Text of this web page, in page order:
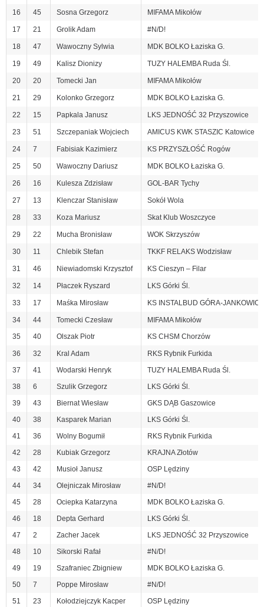
16 45 Sosna Grzegorz MIFAMA Mikołów
17 21 Grolik Adam #N/D!
18 47 Wawoczny Sylwia MDK BOLKO Łaziska G.
19 49 Kalisz Dionizy TUZY HALEMBA Ruda Śl.
20 20 Tomecki Jan MIFAMA Mikołów
21 29 Kolonko Grzegorz MDK BOLKO Łaziska G.
22 15 Papkala Janusz LKS JEDNOŚĆ 32 Przyszowice
23 51 Szczepaniak Wojciech AMICUS KWK STASZIC Katowice
24 7 Fabisiak Kazimierz KS PRZYSZŁOŚĆ Rogów
25 50 Wawoczny Dariusz MDK BOLKO Łaziska G.
26 16 Kulesza Zdzisław GOL-BAR Tychy
27 13 Klenczar Stanisław Sokół Wola
28 33 Koza Mariusz Skat Klub Woszczyce
29 22 Mucha Bronisław WOK Skrzyszów
30 11 Chlebik Stefan TKKF RELAKS Wodzisław
31 46 Niewiadomski Krzysztof KS Cieszyn – Filar
32 14 Płaczek Ryszard LKS Górki Śl.
33 17 Maśka Mirosław KS INSTALBUD GÓRA-JANKOWICE
34 44 Tomecki Czesław
MIFAMA Mikołów
35
40 Olszak Piotr KS CHSM Chorzów
36 32 Kral Adam
RKS Rybnik Furkida
37
41 Wodarski Henryk
TUZY HALEMBA Ruda Śl.
38
6 Szulik Grzegorz
LKS Górki Śl.
39
43 Biernat Wiesław
GKS DĄB Gaszowice
40
38 Kasparek Marian
LKS Górki Śl.
41
36 Wolny Bogumił
RKS Rybnik Furkida
42
28 Kubiak Grzegorz
KRAJNA Złotów
43
42 Musioł Janusz
OSP Lędziny
44
34 Olejniczak Mirosław
#N/D!
45
28 Ociepka Katarzyna
MDK BOLKO Łaziska G.
46
18 Depta Gerhard
LKS Górki Śl.
47
2 Zacher Jacek
LKS JEDNOŚĆ 32 Przyszowice
48
10 Sikorski Rafał
#N/D!
49
19 Szafraniec Zbigniew
MDK BOLKO Łaziska G.
50
7 Poppe Mirosław
#N/D!
51
23 Kołodziejczyk Kacper OSP Lędziny